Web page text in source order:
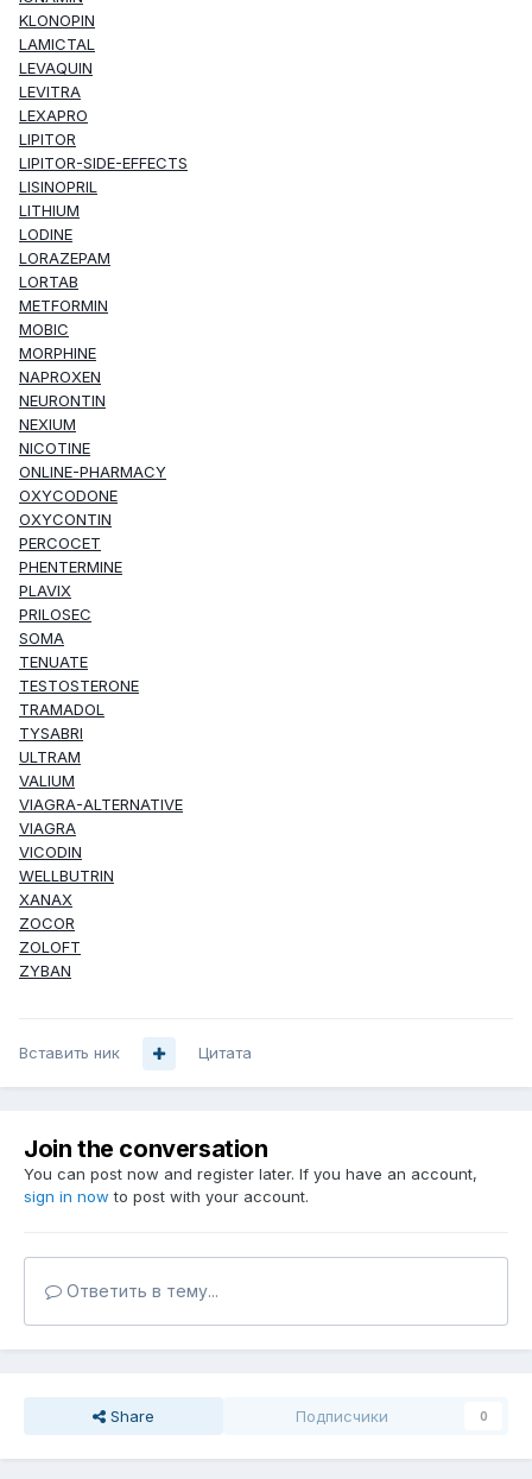
KLONOPIN
LAMICTAL
LEVAQUIN
LEVITRA
LEXAPRO
LIPITOR
LIPITOR-SIDE-EFFECTS
LISINOPRIL
LITHIUM
LODINE
LORAZEPAM
LORTAB
METFORMIN
MOBIC
MORPHINE
NAPROXEN
NEURONTIN
NEXIUM
NICOTINE
ONLINE-PHARMACY
OXYCODONE
OXYCONTIN
PERCOCET
PHENTERMINE
PLAVIX
PRILOSEC
SOMA
TENUATE
TESTOSTERONE
TRAMADOL
TYSABRI
ULTRAM
VALIUM
VIAGRA-ALTERNATIVE
VIAGRA
VICODIN
WELLBUTRIN
XANAX
ZOCOR
ZOLOFT
ZYBAN
Вставить ник Цитата
Join the conversation
You can post now and register later. If you have an account,
sign in now to post with your account.
Ответить в тему...
Share Подписчики 0